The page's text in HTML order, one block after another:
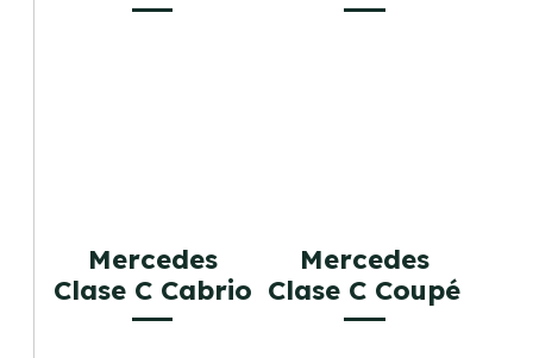
Mercedes
Clase C Cabrio
Mercedes
Clase C Coupé